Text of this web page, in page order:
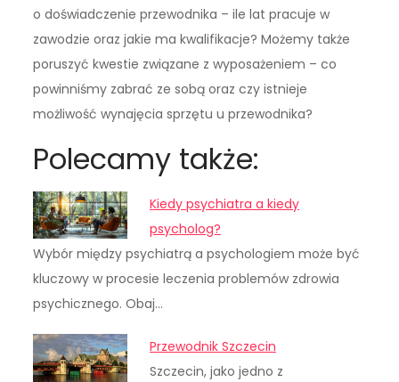
o doświadczenie przewodnika – ile lat pracuje w
zawodzie oraz jakie ma kwalifikacje? Możemy także
poruszyć kwestie związane z wyposażeniem – co
powinniśmy zabrać ze sobą oraz czy istnieje
możliwość wynajęcia sprzętu u przewodnika?
Polecamy także:
Kiedy psychiatra a kiedy
psycholog?
Wybór między psychiatrą a psychologiem może być
kluczowy w procesie leczenia problemów zdrowia
psychicznego. Obaj…
Przewodnik Szczecin
Szczecin, jako jedno z